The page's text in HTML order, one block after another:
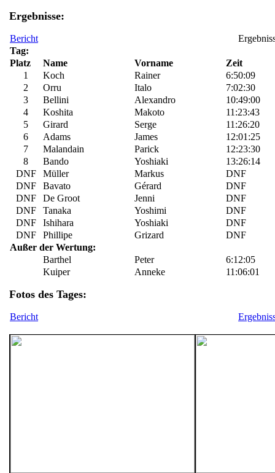
Ergebnisse:
Bericht
Tag:
Platz
Name Vorname
Zeit
1
Koch Rainer
6:50:09
2
Orru Italo
7:02:30
3
Bellini Alexandro
10:49:00
4
Koshita Makoto
11:23:43
5
Girard Serge
11:26:20
6
Adams James
12:01:25
7
Malandain Parick
12:23:30
8
Bando Yoshiaki
13:26:14
DNF
Müller Markus
DNF
DNF
Bavato Gérard
DNF
DNF
De Groot Jenni
DNF
DNF
Tanaka Yoshimi
DNF
DNF
Ishihara Yoshiaki
DNF
DNF
Phillipe Grizard
DNF
Außer der Wertung:
Barthel
Peter
6:12:05
Kuiper
Anneke 11:06:01
Fotos des Tages:
Bericht